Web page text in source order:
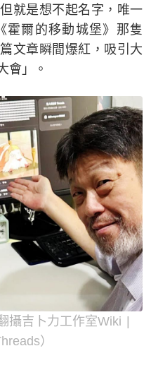
就是想不起名字，唯一
霍爾的移動城堡》那隻
文章瞬間爆紅，吸引大
會」。
攝吉卜力工作室Wiki |
）